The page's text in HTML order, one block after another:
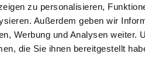
zu personalisieren,
Außerdem geben wir
Werbung und Analysen weiter.
die Sie ihnen bereitgestellt
IEC-zu-powerCON-Kabeladapter für
GEMINI
Article number: 12282217
€90.00